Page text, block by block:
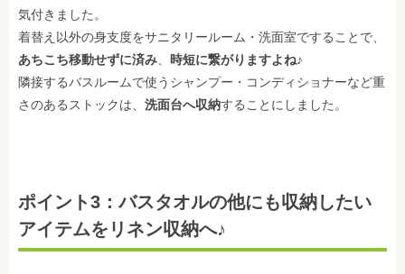
気付きました。
着替え以外の身支度をサニタリールーム・洗面室ですることで、
あちこち移動せずに済み
時短に繋がりますよね♪
隣接するバスルームで使うシャンプー・コンディショナーなど重
さのあるストックは、 洗面台へ収納することにしました。
ポイント3：バスタオルの他にも収納したい
アイテムをリネン収納へ♪